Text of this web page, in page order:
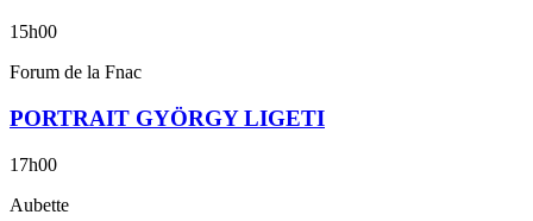
15h00
Forum de la Fnac
PORTRAIT GYÖRGY LIGETI
17h00
Aubette